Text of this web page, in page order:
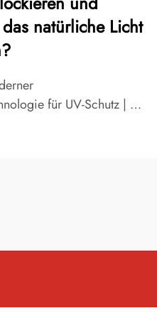
natürliche Licht
für UV-Schutz | Die
weiterentwickelt und